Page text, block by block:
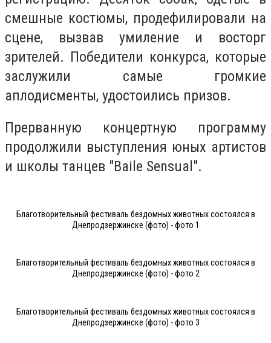
смешные костюмы, продефилировали на
сцене, вызвав умиление и восторг
зрителей. Победители конкурса, которые
заслужили самые громкие
аплодисменты, удостоились призов.
Прерванную концертную программу
продолжили выступления юных артистов
и школы танцев "Baile Sensual".
Благотворительный фестиваль бездомных животных состоялся в
Днепродзержинске (фото) - фото 1
Благотворительный фестиваль бездомных животных состоялся в
Днепродзержинске (фото) - фото 2
Благотворительный фестиваль бездомных животных состоялся в
Днепродзержинске (фото) - фото 3